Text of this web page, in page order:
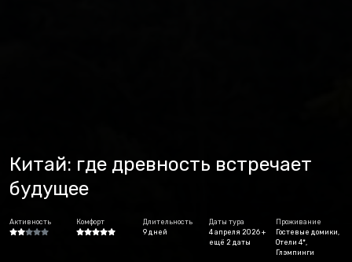
Китай: где древность встречает
будущее
Активность Комфорт
Длительность
9 дней
Даты тура
4 апреля 2026 +
ещё 2 даты
Проживание
Гостевые домики,
Отели 4*,
Глэмпинги